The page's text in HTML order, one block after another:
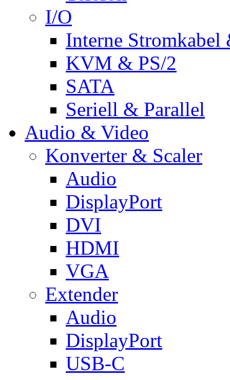
I/O
Interne Stromkabel
KVM & PS/2
SATA
Seriell & Parallel
Audio & Video
Konverter & Scaler
Audio
DisplayPort
DVI
HDMI
VGA
Extender
Audio
DisplayPort
USB-C